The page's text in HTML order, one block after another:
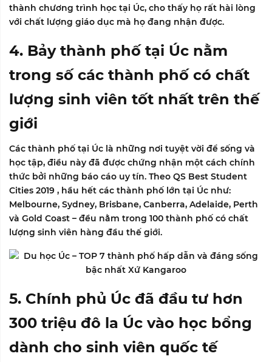
thành chương trình học tại Úc, cho thấy họ rất hài lòng
với chất lượng giáo dục mà họ đang nhận được.
4. Bảy thành phố tại Úc nằm
trong số các thành phố có chất
lượng sinh viên tốt nhất trên thế
giới
Các thành phố tại Úc là những nơi tuyệt vời để sống và
học tập, điều này đã được chứng nhận một cách chính
thức bởi những báo cáo uy tín. Theo QS Best Student
Cities 2019 , hầu hết các thành phố lớn tại Úc như:
Melbourne, Sydney, Brisbane, Canberra, Adelaide, Perth
và Gold Coast – đều nằm trong 100 thành phố có chất
lượng sinh viên hàng đầu thế giới.
5. Chính phủ Úc đã đầu tư hơn
300 triệu đô la Úc vào học bổng
dành cho sinh viên quốc tế